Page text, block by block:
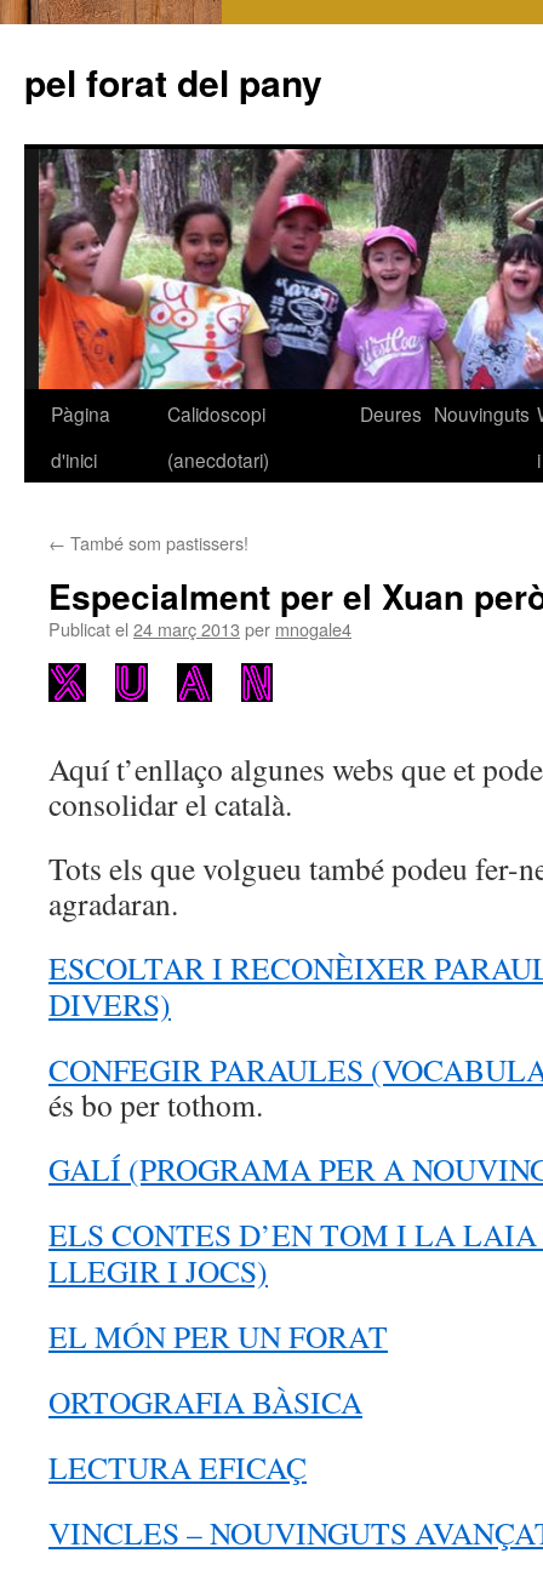
pel forat del pany
Vés
Pàgina
d'inici
Calidoscopi
(anecdotari)
Deures Nouvinguts
← També som pastissers!
Especialment per el Xuan
Publicat el 24 març 2013 per mnogale4
Aquí t’enllaço algunes webs que et
consolidar el català.
Tots els que volgueu també podeu fer-
agradaran.
ESCOLTAR I RECONÈIXER
DIVERS)
CONFEGIR PARAULES
és bo per tothom.
GALÍ (PROGRAMA PER A
ELS CONTES D’EN TOM I LA
LLEGIR I JOCS)
EL MÓN PER UN FORAT
ORTOGRAFIA BÀSICA
LECTURA EFICAÇ
VINCLES – NOUVINGUTS